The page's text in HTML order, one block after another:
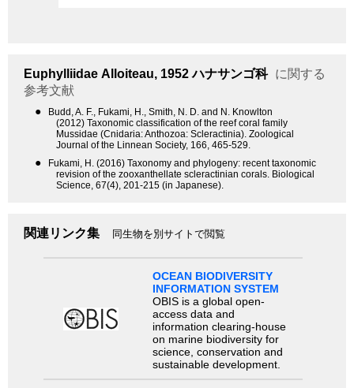
Euphylliidae Alloiteau, 1952ハナサンゴ科 に関する
参考文献
●
Budd, A. F., Fukami, H., Smith, N. D. and N. Knowlton
(2012) Taxonomic classification of the reef coral family
Mussidae (Cnidaria: Anthozoa: Scleractinia). Zoological
Journal of the Linnean Society, 166, 465-529.
●
Fukami, H. (2016) Taxonomy and phylogeny: recent taxonomic
revision of the zooxanthellate scleractinian corals. Biological
Science, 67(4), 201-215 (in Japanese).
関連リンク集 同生物を別サイトで閲覧
OCEAN BIODIVERSITY
INFORMATION SYSTEM
OBIS is a global open-
access data and
information clearing-house
on marine biodiversity for
science, conservation and
sustainable development.